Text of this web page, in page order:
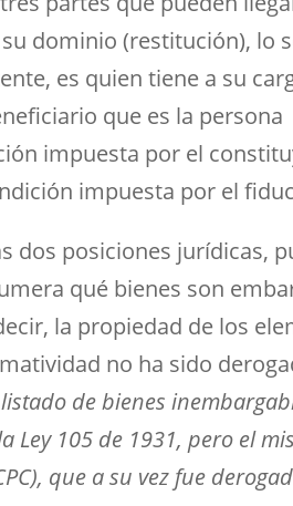
dominio (restitución), lo
es quien tiene a su
que es la
impuesta por el
impuesta por el
dos posiciones jurídicas,
qué bienes son
la propiedad de los
no ha sido
listado de bienes
Ley 105 de 1931, pero el
que a su vez fue